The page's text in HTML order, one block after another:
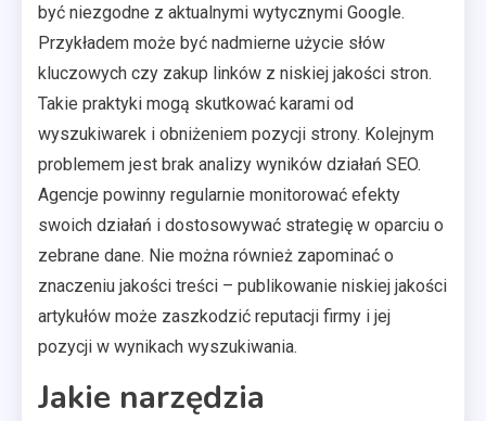
być niezgodne z aktualnymi wytycznymi Google.
Przykładem może być nadmierne użycie słów
kluczowych czy zakup linków z niskiej jakości stron.
Takie praktyki mogą skutkować karami od
wyszukiwarek i obniżeniem pozycji strony. Kolejnym
problemem jest brak analizy wyników działań SEO.
Agencje powinny regularnie monitorować efekty
swoich działań i dostosowywać strategię w oparciu o
zebrane dane. Nie można również zapominać o
znaczeniu jakości treści – publikowanie niskiej jakości
artykułów może zaszkodzić reputacji firmy i jej
pozycji w wynikach wyszukiwania.
Jakie narzędzia